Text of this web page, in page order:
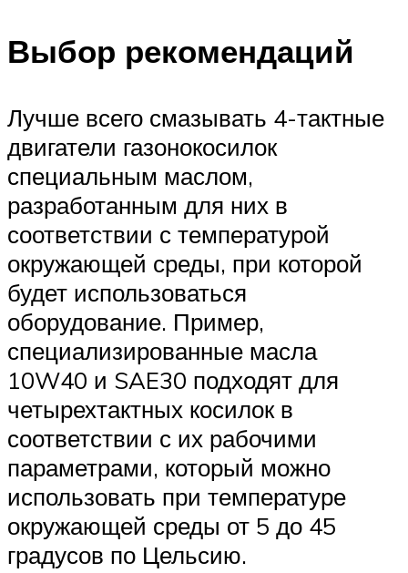
Выбор рекомендаций
Лучше всего смазывать 4-тактные
двигатели газонокосилок
специальным маслом,
разработанным для них в
соответствии с температурой
окружающей среды, при которой
будет использоваться
оборудование. Пример,
специализированные масла
10W40 и SAE30 подходят для
четырехтактных косилок в
соответствии с их рабочими
параметрами, который можно
использовать при температуре
окружающей среды от 5 до 45
градусов по Цельсию.